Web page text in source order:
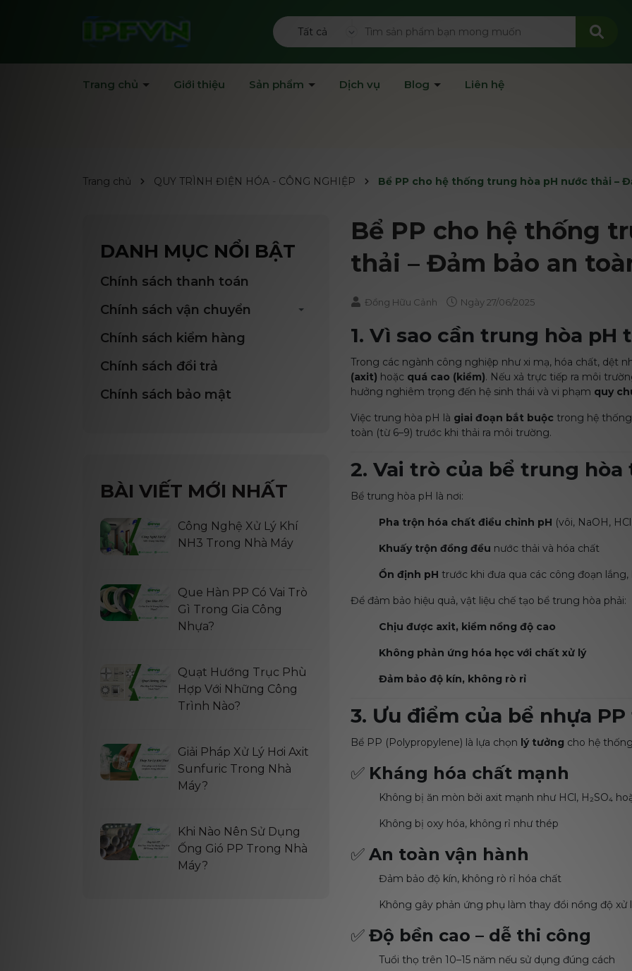
Tất cả
Trang chủ Giới thiệu Sản phẩm Dịch vụ Blog Liên hệ
Trang chủ QUY TRÌNH ĐIỆN HÓA - CÔNG NGHIỆP Bể PP cho hệ thống trung hòa pH nước thải –
Bể PP cho hệ thống
thải – Đảm bảo an
Đồng Hữu Cảnh Ngày27/06/2025
1. Vì sao cần trung hòa
Trong các ngành công nghiệp như xi mạ, hóa chất, dệt
(axit) hoặc quá cao (kiềm). Nếu xả trực tiếp ra môi
hưởng nghiêm trọng đến hệ sinh thái và vi phạm quy
Việc trung hòa pH là giai đoạn bắt buộc trong hệ
toàn (từ 6–9) trước khi thải ra môi trường.
2. Vai trò của bể trung
Bể trung hòa pH là nơi:
Pha trộn hóa chất điều chỉnh pH (vôi, NaOH,
Khuấy trộn đồng đều nước thải và hóa chất
Ổn định pH trước khi đưa qua các công đoạn lắng,
Để đảm bảo hiệu quả, vật liệu chế tạo bể trung hòa phải:
Chịu được axit, kiềm nồng độ cao
Không phản ứng hóa học với chất xử lý
Đảm bảo độ kín, không rò rỉ
3. Ưu điểm của bể nhựa
Bể PP (Polypropylene) là lựa chọn lý tưởng cho hệ
✅ Kháng hóa chất mạnh
Không bị ăn mòn bởi axit mạnh như HCl, H₂SO₄
Không bị oxy hóa, không rỉ như thép
✅ An toàn vận hành
Đảm bảo độ kín, không rò rỉ hóa chất
Không gây phản ứng phụ làm thay đổi nồng độ xử
✅ Độ bền cao – dễ thi công
Tuổi thọ trên 10–15 năm nếu sử dụng đúng cách
DANH MỤC NỔI BẬT
Chính sách thanh toán
Chính sách vận chuyển
Chính sách kiểm hàng
Chính sách đổi trả
Chính sách bảo mật
BÀI VIẾT MỚI NHẤT
Công Nghệ Xử Lý Khí
NH3 Trong Nhà Máy
Que Hàn PP Có Vai Trò
Gì Trong Gia Công
Nhựa?
Quạt Hướng Trục Phù
Hợp Với Những Công
Trình Nào?
Giải Pháp Xử Lý Hơi Axit
Sunfuric Trong Nhà
Máy?
Khi Nào Nên Sử Dụng
Ống Gió PP Trong Nhà
Máy?